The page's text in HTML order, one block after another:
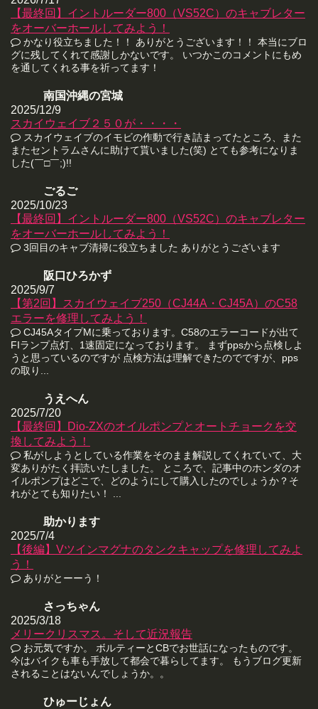
【最終回】イントルーダー800（VS52C）のキャブレター
をオーバーホールしてみよう！
かなり役立ちました！！ ありがとうございます！！ 本当にブロ
グに残してくれて感謝しかないです。 いつかこのコメントにもめ
を通してくれる事を祈ってます！
南国沖縄の宮城
2025/12/9
スカイウェイブ２５０が・・・・
スカイウェイブのイモビの作動で行き詰まってたところ、また
またセントラムさんに助けて貰いました(笑) とても参考になりま
した(￣□￣;)!!
ごるご
2025/10/23
【最終回】イントルーダー800（VS52C）のキャブレター
をオーバーホールしてみよう！
3回目のキャブ清掃に役立ちました ありがとうございます
阪口ひろかず
2025/9/7
【第2回】スカイウェイブ250（CJ44A・CJ45A）のC58
エラーを修理してみよう！
CJ45AタイプMに乗っております。C58のエラーコードが出て
FIランプ点灯、1速固定になっております。 まずppsから点検しよ
うと思っているのですが 点検方法は理解できたのでですが、pps
の取り...
うえへん
2025/7/20
【最終回】Dio-ZXのオイルポンプとオートチョークを交
換してみよう！
私がしようとしている作業をそのまま解説してくれていて、大
変ありがたく拝読いたしました。 ところで、記事中のホンダのオ
イルポンプはどこで、どのようにして購入したのでしょうか？そ
れがとても知りたい！ ...
助かります
2025/7/4
【後編】Vツインマグナのタンクキャップを修理してみよ
う！
ありがとーーう！
さっちゃん
2025/3/18
メリークリスマス。そして近況報告
お元気ですか。 ボルティーとCBでお世話になったものです。
今はバイクも車も手放して都会で暮らしてます。 もうブログ更新
されることはないんでしょうか。。
ひゅーじょん